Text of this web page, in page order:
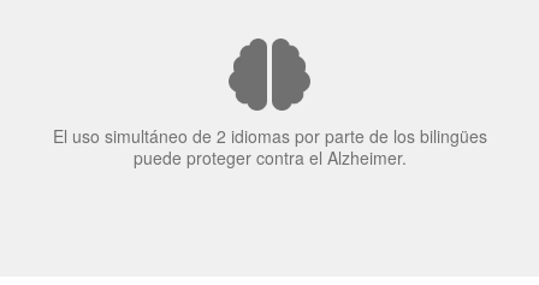
El uso simultáneo de 2 idiomas por parte de los bilingües